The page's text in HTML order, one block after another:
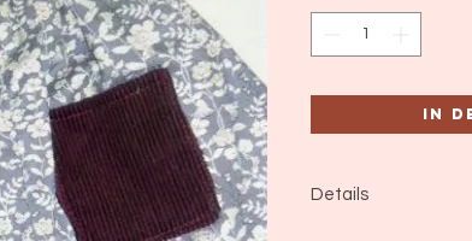
In
Details